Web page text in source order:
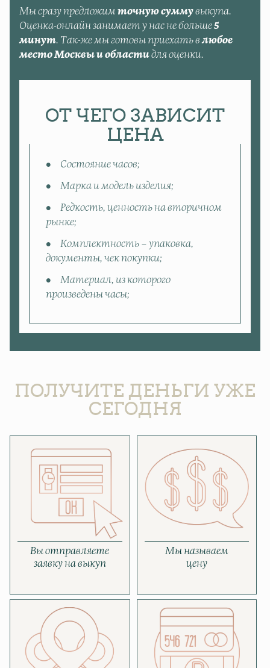
Мы сразу предложим точную суммувыкупа.
Оценка-онлайн занимает у нас не больше5
минут. Так-же мы готовы приехать влюбое
место Москвы и областидля оценки.
ОТ ЧЕГО ЗАВИСИТ
ЦЕНА
Состояние часов;
Марка и модель изделия;
Редкость, ценность на вторичном
рынке;
Комплектность – упаковка,
документы, чек покупки;
Материал, из которого
произведены часы;
ПОЛУЧИТЕ ДЕНЬГИ УЖЕ
СЕГОДНЯ
Вы отправляете
заявку на выкуп
Мы называем
цену